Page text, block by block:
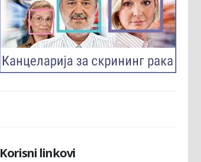
Korisni linkovi